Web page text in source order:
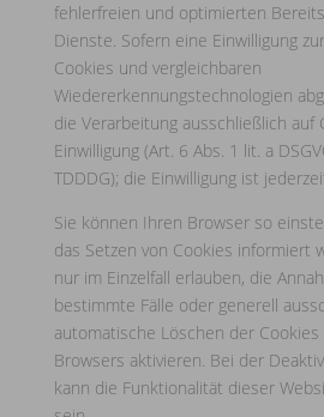
fehlerfreien und optimierten
Dienste. Sofern eine Einwilligung
Cookies und vergleichbaren
Wiedererkennungstechnologien
die Verarbeitung ausschließlich auf
Einwilligung (Art. 6 Abs. 1 lit. a
TDDDG); die Einwilligung ist
Sie können Ihren Browser so
das Setzen von Cookies informiert
nur im Einzelfall erlauben, die
bestimmte Fälle oder generell
automatische Löschen der
Browsers aktivieren. Bei der
kann die Funktionalität dieser